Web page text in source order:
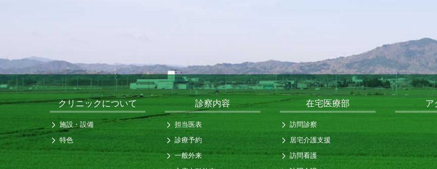
クリニックについて
施設・設備
特色
診察内容
担当医表
診療予約
一般外来
在宅医療部
訪問診察
居宅介護支援
訪問看護
ア